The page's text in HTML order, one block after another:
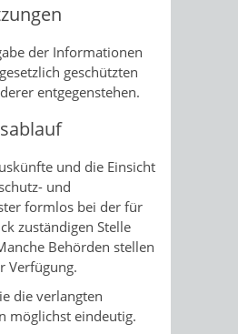
der Informationen
geschützten
entgegenstehen.
und die Einsicht
und
formlos bei der für
zuständigen Stelle
Behörden stellen
Verfügung.
die verlangten
möglichst eindeutig.